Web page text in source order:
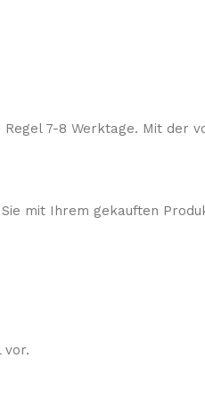
7-8 Werktage. Mit der
mit Ihrem gekauften
vor.